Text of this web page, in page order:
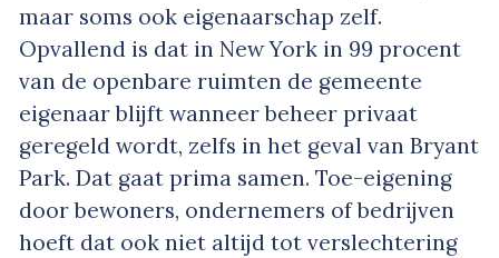
maar soms ook eigenaarschap zelf.
Opvallend is dat in New York in 99 procent
van de openbare ruimten de gemeente
eigenaar blijft wanneer beheer privaat
geregeld wordt, zelfs in het geval van Bryant
Park. Dat gaat prima samen. Toe-eigening
door bewoners, ondernemers of bedrijven
hoeft dat ook niet altijd tot verslechtering